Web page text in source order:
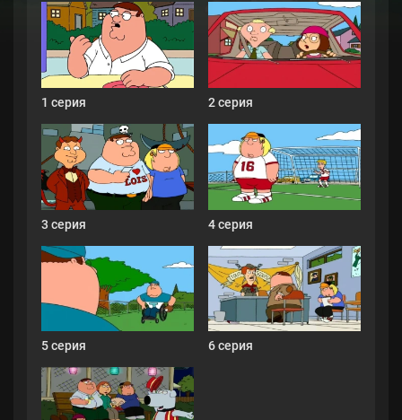
1 серия 2 серия
3 серия 4 серия
5 серия 6 серия